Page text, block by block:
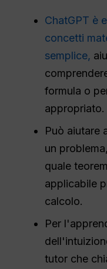
ChatGPT è
concetti
semplice,
formula o
appropriato.
Può aiutare
un
quale
applicabile
calcolo.
Per
tutor che